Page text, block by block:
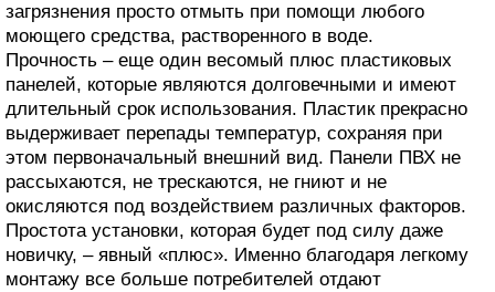
загрязнения просто отмыть при помощи любого
моющего средства, растворенного в воде.
Прочность – еще один весомый плюс пластиковых
панелей, которые являются долговечными и имеют
длительный срок использования. Пластик прекрасно
выдерживает перепады температур, сохраняя при
этом первоначальный внешний вид. Панели ПВХ не
рассыхаются, не трескаются, не гниют и не
окисляются под воздействием различных факторов.
Простота установки, которая будет под силу даже
новичку, – явный «плюс». Именно благодаря легкому
монтажу все больше потребителей отдают